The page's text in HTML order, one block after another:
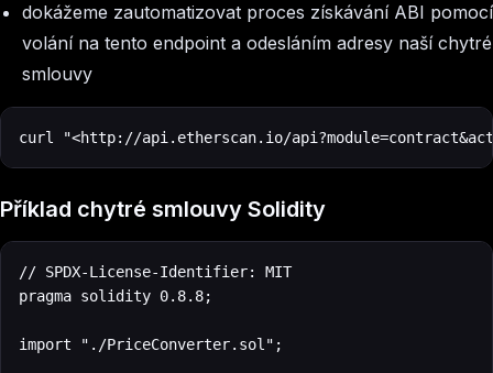
dokážeme zautomatizovat proces získávání ABI pomocí
volání na tento endpoint a odesláním adresy naší chytré
smlouvy
curl "<http://api.etherscan.io/
Příklad chytré smlouvy Solidity
// SPDX-License-Identifier: MIT
pragma solidity 0.8.8;
import "./PriceConverter.sol";